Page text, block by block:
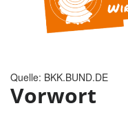
Quelle: BKK.BUND.DE
Vorwort